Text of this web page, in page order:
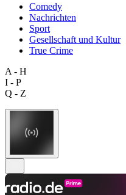
Comedy
Nachrichten
Sport
Gesellschaft und Kultur
True Crime
A - H
I - P
Q - Z